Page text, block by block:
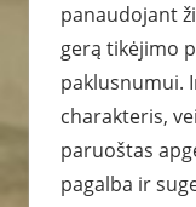
panaudojant
gerą tikėjimo
paklusnumui.
charakteris,
paruoštas
pagalba ir